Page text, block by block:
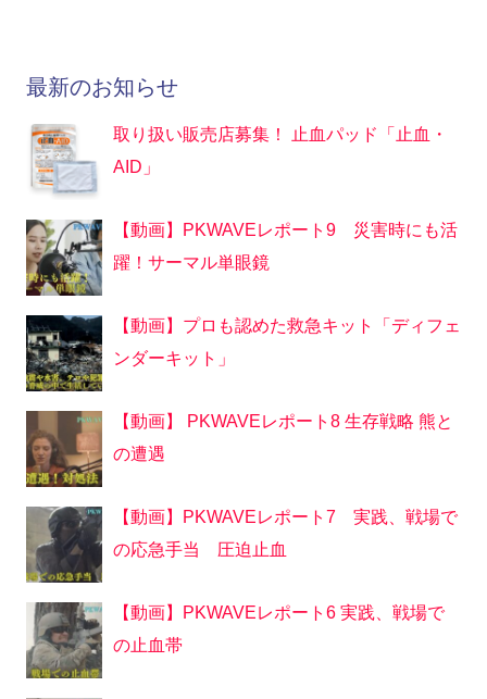
最新のお知らせ
取り扱い販売店募集！ 止血パッド「止血・
AID」
【動画】PKWAVEレポート9 災害時にも活
躍！サーマル単眼鏡
【動画】プロも認めた救急キット「ディフェ
ンダーキット」
【動画】 PKWAVEレポート8 生存戦略 熊と
の遭遇
【動画】PKWAVEレポート7 実践、戦場で
の応急手当 圧迫止血
【動画】PKWAVEレポート6 実践、戦場で
の止血帯